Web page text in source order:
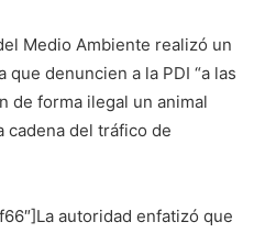
Medio Ambiente realizó un
que denuncien a la PDI “a las
de forma ilegal un animal
cadena del tráfico de
autoridad enfatizó que